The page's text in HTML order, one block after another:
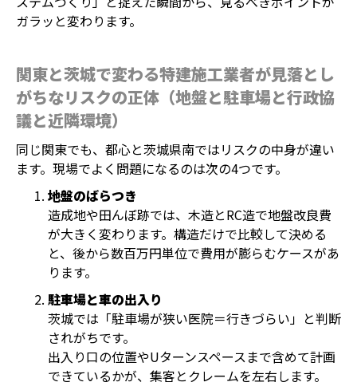
ガラッと変わります。
関東と茨城で変わる特建施工業者が見落とし
がちなリスクの正体（地盤と駐車場と行政協
議と近隣環境）
同じ関東でも、都心と茨城県南ではリスクの中身が違い
ます。現場でよく問題になるのは次の4つです。
地盤のばらつき
造成地や田んぼ跡では、木造とRC造で地盤改良費
が大きく変わります。構造だけで比較して決める
と、後から数百万円単位で費用が膨らむケースがあ
ります。
駐車場と車の出入り
茨城では「駐車場が狭い医院＝行きづらい」と判断
されがちです。
出入り口の位置やUターンスペースまで含めて計画
できているかが、集客とクレームを左右します。